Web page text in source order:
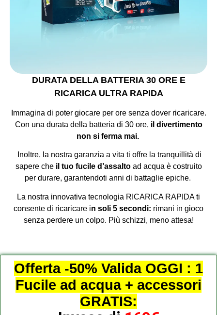
DURATA DELLA BATTERIA 30 ORE E
RICARICA ULTRA RAPIDA
Immagina di poter giocare per ore senza dover ricaricare.
Con una durata della batteria di 30 ore, il divertimento
non si ferma mai.
Inoltre, la nostra garanzia a vita ti offre la tranquillità di
sapere che il tuo fucile d’assaltoad acqua è costruito
per durare, garantendoti anni di battaglie epiche.
La nostra innovativa tecnologia RICARICA RAPIDA ti
consente di ricaricare in soli 5 secondi: rimani in gioco
senza perdere un colpo. Più schizzi, meno attesa!
Offerta -50% Valida OGGI : 1
Fucile ad acqua + accessori
GRATIS: